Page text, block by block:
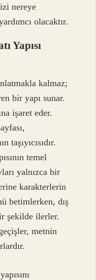
nereye
olacaktır.
Yapısı
kalmaz;
bir yapı sunar.
işaret eder.
taşıyıcısıdır.
temel
yalnızca bir
karakterlerin
betimlerken, dış
şekilde ilerler.
metnin